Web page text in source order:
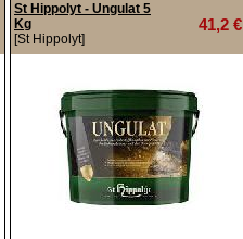
St Hippolyt - Ungulat 5
Kg
[St Hippolyt]
41,2 €